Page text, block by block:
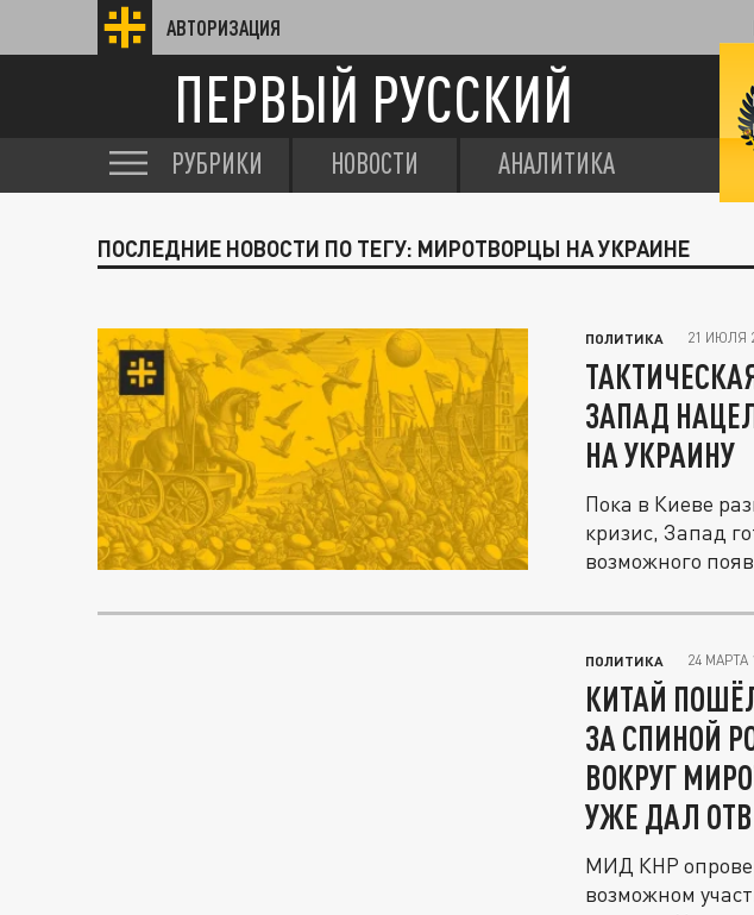
АВТОРИЗАЦИЯ
ПЕРВЫЙ РУССКИЙ
РУБРИКИ НОВОСТИ АНАЛИТИКА
ПОСЛЕДНИЕ НОВОСТИ ПО ТЕГУ: МИРОТВОРЦЫ НА УКРАИНЕ
ПОЛИТИКА 21 ИЮЛЯ
ЗАПАД
НА УКРАИНУ
Пока в Киеве
кризис, Запад
возможного
ПОЛИТИКА 24 МАРТА
КИТАЙ
ЗА СПИНОЙ
ВОКРУГ
УЖЕ ДАЛ
МИД КНР
возможном